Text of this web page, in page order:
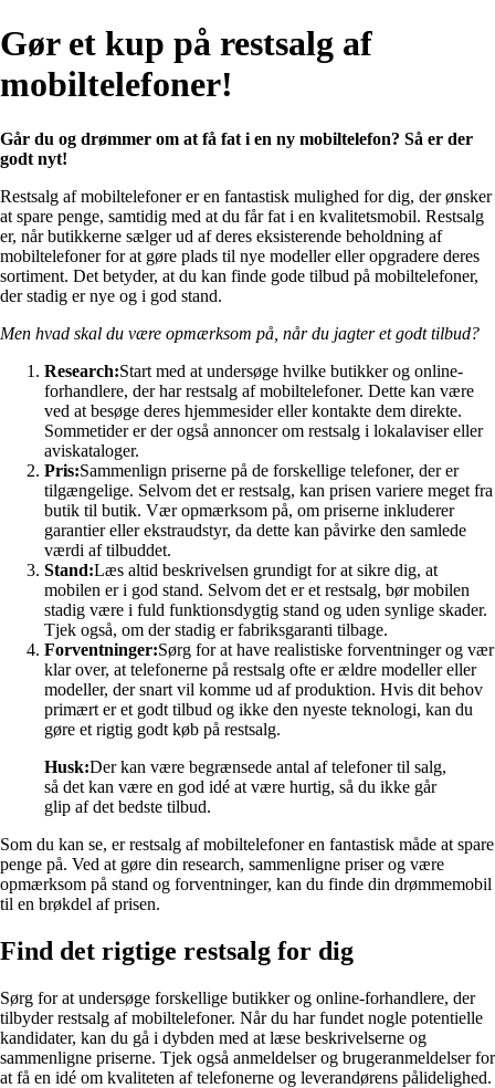
Gør et kup på restsalg af
mobiltelefoner!
Går du og drømmer om at få fat i en ny mobiltelefon? Så er der
godt nyt!
Restsalg af mobiltelefoner er en fantastisk mulighed for dig, der ønsker
at spare penge, samtidig med at du får fat i en kvalitetsmobil. Restsalg
er, når butikkerne sælger ud af deres eksisterende beholdning af
mobiltelefoner for at gøre plads til nye modeller eller opgradere deres
sortiment. Det betyder, at du kan finde gode tilbud på mobiltelefoner,
der stadig er nye og i god stand.
Men hvad skal du være opmærksom på, når du jagter et godt tilbud?
Research:Start med at undersøge hvilke butikker og online-
forhandlere, der har restsalg af mobiltelefoner. Dette kan være
ved at besøge deres hjemmesider eller kontakte dem direkte.
Sommetider er der også annoncer om restsalg i lokalaviser eller
aviskataloger.
Pris:Sammenlign priserne på de forskellige telefoner, der er
tilgængelige. Selvom det er restsalg, kan prisen variere meget fra
butik til butik. Vær opmærksom på, om priserne inkluderer
garantier eller ekstraudstyr, da dette kan påvirke den samlede
værdi af tilbuddet.
Stand:Læs altid beskrivelsen grundigt for at sikre dig, at
mobilen er i god stand. Selvom det er et restsalg, bør mobilen
stadig være i fuld funktionsdygtig stand og uden synlige skader.
Tjek også, om der stadig er fabriksgaranti tilbage.
Forventninger:Sørg for at have realistiske forventninger og vær
klar over, at telefonerne på restsalg ofte er ældre modeller eller
modeller, der snart vil komme ud af produktion. Hvis dit behov
primært er et godt tilbud og ikke den nyeste teknologi, kan du
gøre et rigtig godt køb på restsalg.
Husk:Der kan være begrænsede antal af telefoner til salg,
så det kan være en god idé at være hurtig, så du ikke går
glip af det bedste tilbud.
Som du kan se, er restsalg af mobiltelefoner en fantastisk måde at spare
penge på. Ved at gøre din research, sammenligne priser og være
opmærksom på stand og forventninger, kan du finde din drømmemobil
til en brøkdel af prisen.
Find det rigtige restsalg for dig
Sørg for at undersøge forskellige butikker og online-forhandlere, der
tilbyder restsalg af mobiltelefoner. Når du har fundet nogle potentielle
kandidater, kan du gå i dybden med at læse beskrivelserne og
sammenligne priserne. Tjek også anmeldelser og brugeranmeldelser for
at få en idé om kvaliteten af telefonerne og leverandørens pålidelighed.